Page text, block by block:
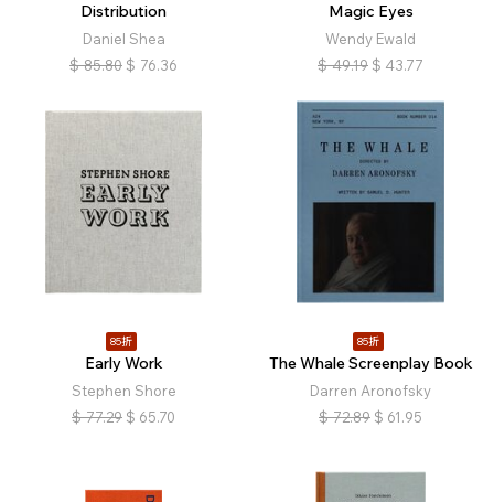
Distribution
Daniel Shea
$ 85.80 $ 76.36
Magic Eyes
Wendy Ewald
$ 49.19 $ 43.77
85折
Early Work
Stephen Shore
$ 77.29 $ 65.70
85折
The Whale Screenplay Book
Darren Aronofsky
$ 72.89 $ 61.95